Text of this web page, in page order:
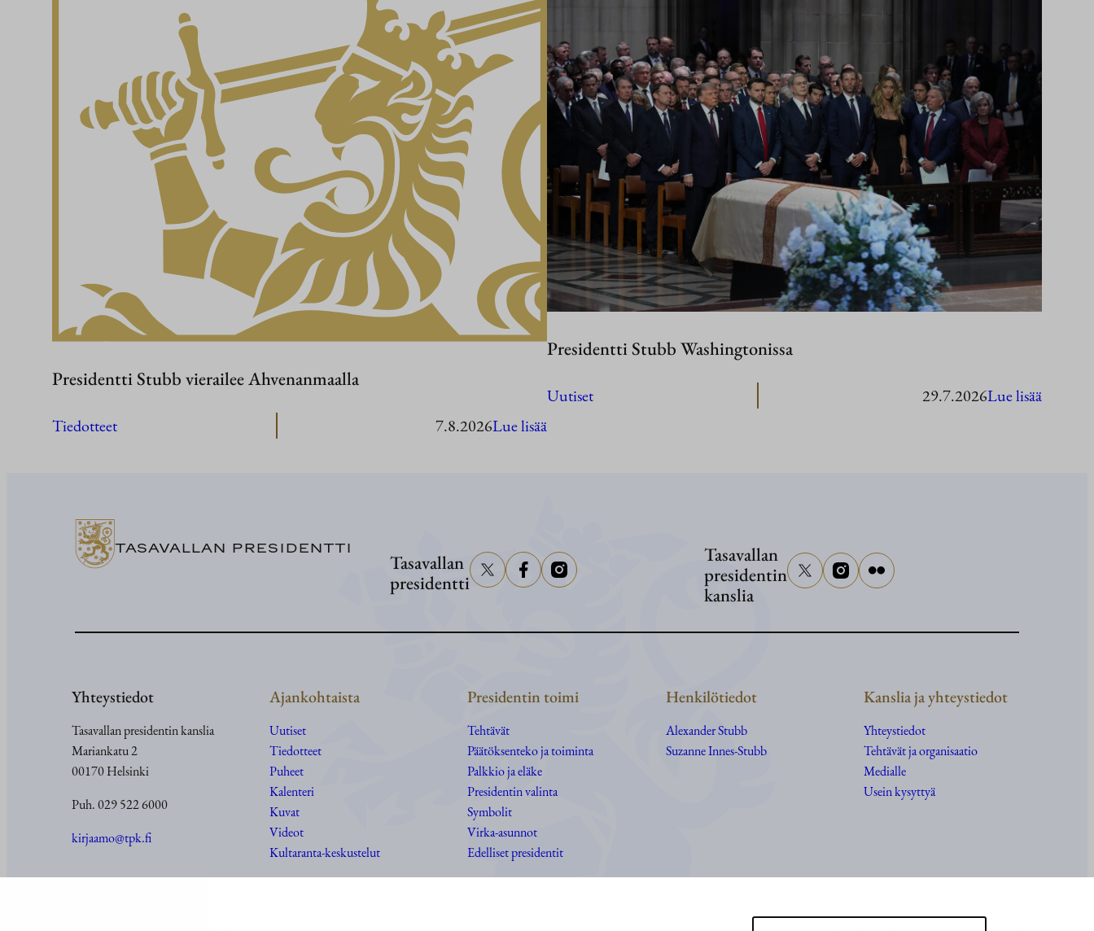
Presidentti Stubb vierailee Ahvenanmaalla
Tiedotteet 7.8.2026Lue lisää:
Presidentti Stubb Washingtonissa
Uutiset 29.7.2026Lue lisää:
TASAVALLAN PRESIDENTTI
Tasavallan
presidentti
Tasavallan
presidentin
kanslia
Yhteystiedot
Tasavallan presidentin kanslia
Mariankatu 2
00170 Helsinki
Puh. 029 522 6000
kirjaamo@tpk.fi
Ajankohtaista
Uutiset
Tiedotteet
Puheet
Kalenteri
Kuvat
Videot
Kultaranta-keskustelut
Presidentin toimi
Tehtävät
Päätöksenteko ja toiminta
Palkkio ja eläke
Presidentin valinta
Symbolit
Virka-asunnot
Edelliset presidentit
Henkilötiedot
Alexander Stubb
Suzanne Innes-Stubb
Kanslia ja yhteystiedot
Yhteystiedot
Tehtävät ja organisaatio
Medialle
Usein kysyttyä